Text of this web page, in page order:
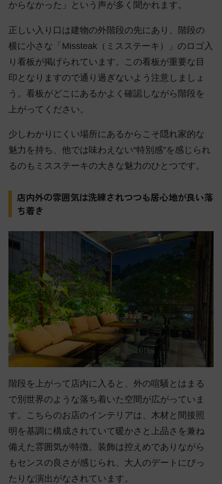
からなかった」という声が多く聞かれます。
正しい入り口は建物の外階段の先にあり、階段の
横に小さな「Missteak（ミスステーキ）」のロゴ入
り看板が掲げられています。この看板が重要な目
印となりますので通り過ぎないよう注意しましょ
う。看板がどこにあるかよく確認しながら階段を
上がってください。
少しわかりにくい場所にあるからこそ隠れ家的な
魅力を持ち、他では味わえない“特別感”を感じられ
るのもミスステーキの大きな魅力のひとつです。
店内外の雰囲気は洗練されつつも居心地が良い落
ち着き
階段を上がって店内に入ると、外の喧騒とはまる
で別世界のような落ち着いた空間が広がっていま
す。こちらのお店のインテリアは、木材と間接照
明を基調に構成されていて暖かさと上品さを兼ね
備えた雰囲気が特徴。装飾は控えめでありながら
もセンスの良さが感じられ、大人のデートにぴっ
たりな演出がなされています。